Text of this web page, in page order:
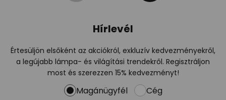
Hírlevél
Értesüljön elsőként az akciókról, exkluzív kedvezményekről,
a legújabb lámpa- és világítási trendekről. Regisztráljon
most és szerezzen 15% kedvezményt!
Magánügyfél Cég